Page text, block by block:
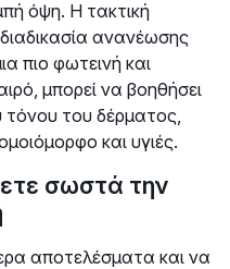
όψη. Η τακτική
ανανέωσης
πιο φωτεινή και
μπορεί να βοηθήσει
του δέρματος,
και υγιές.
σωστά την
αποτελέσματα και να